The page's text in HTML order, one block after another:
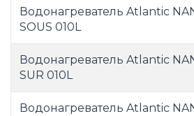
Водонагреватель Atlantic
SOUS 010L
Водонагреватель Atlantic
SUR 010L
Водонагреватель Atlantic